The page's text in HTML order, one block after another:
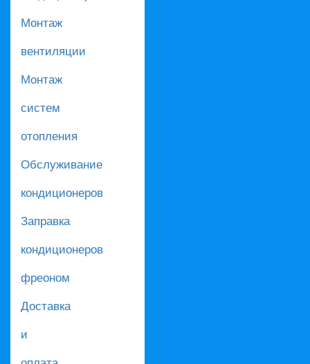
Монтаж
вентиляции
Монтаж
систем
отопления
Обслуживание
кондиционеров
Заправка
кондиционеров
фреоном
Доставка
и